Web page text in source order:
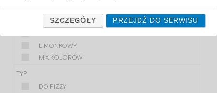
CZARNY
LIMONKOWY
MIX KOLORÓW
TYP
DO PIZZY
Jeśli nie chcesz wyrazić zgody lub ograniczyć jej zakres, kliknij
„Szczegóły”, gdzie znajdziesz wszelkie informacje o tym jak to
zrobić . Te same informacje znajdziesz także na podstronie z
naszą polityką prywatności obowiązującą od 25 maja 2018.
wcześniejsza zgoda której udzieliliście podczas zakładania
konta. Każda Państwa zgoda jest dobrowolna i można ją w
SZCZEGÓŁY PRZEJDŹ DO SERWISU